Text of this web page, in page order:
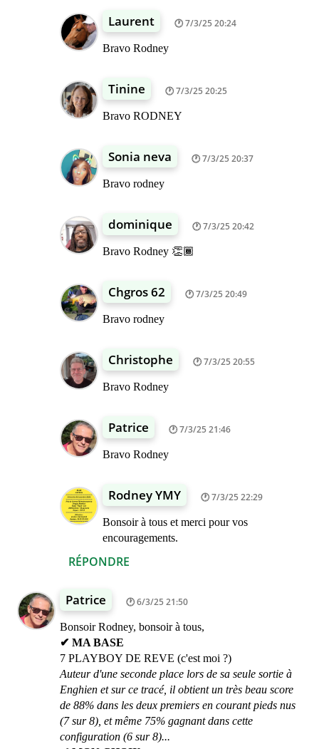
RÉPONDRE
Laurent 7/3/25 20:24
Bravo Rodney
Tinine 7/3/25 20:25
Bravo RODNEY
Sonia neva 7/3/25 20:37
Bravo rodney
dominique 7/3/25 20:42
Bravo Rodney 👏🏾
Chgros 62 7/3/25 20:49
Bravo rodney
Christophe 7/3/25 20:55
Bravo Rodney
Patrice 7/3/25 21:46
Bravo Rodney
Rodney YMY 7/3/25 22:29
Bonsoir à tous et merci pour vos
encouragements.
Patrice 6/3/25 21:50
Bonsoir Rodney, bonsoir à tous,
✔ MA BASE
7 PLAYBOY DE REVE (c'est moi ?)
Auteur d'une seconde place lors de sa seule sortie à
Enghien et sur ce tracé, il obtient un très beau score
de 88% dans les deux premiers en courant pieds nus
(7 sur 8), et même 75% gagnant dans cette
configuration (6 sur 8)...